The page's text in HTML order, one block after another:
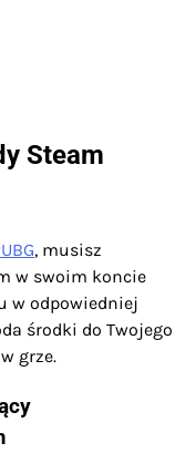
Steam
, musisz
w swoim koncie
w odpowiedniej
środki do Twojego
grze.